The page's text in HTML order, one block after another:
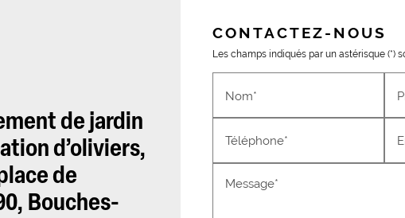
de jardin
d’oliviers,
de
Bouches-
CONTACTEZ-NOUS
Les champs indiqués par un astérisque (*)
Nom*
Téléphone*
Message*